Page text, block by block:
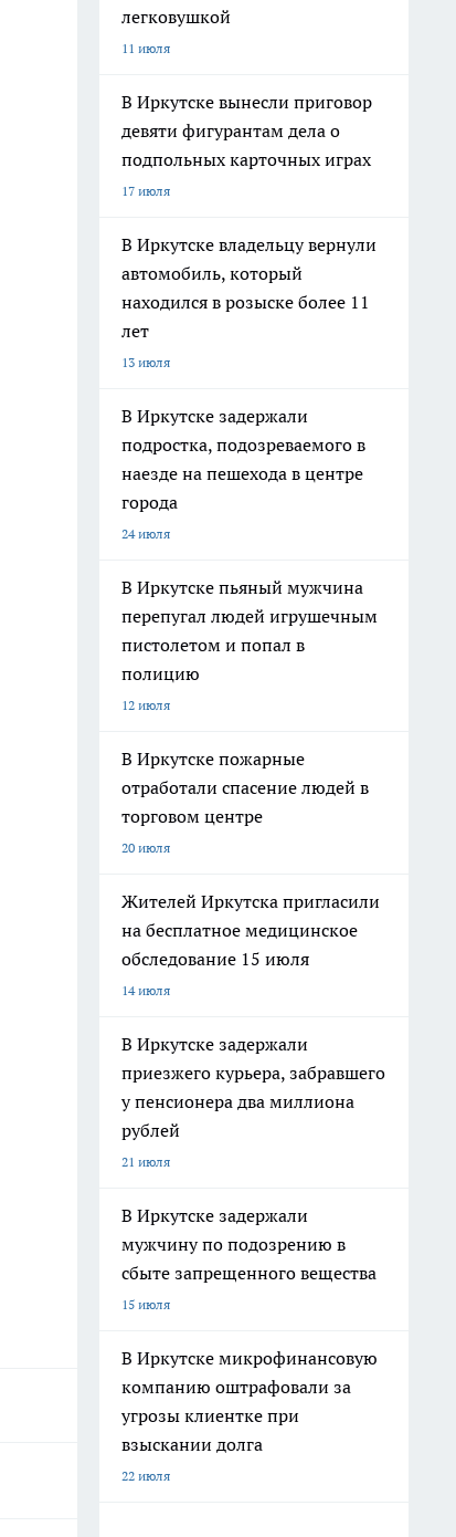
легковушкой
11 июля
В Иркутске вынесли приговор
девяти фигурантам дела о
подпольных карточных играх
17 июля
В Иркутске владельцу вернули
автомобиль, который
находился в розыске более 11
лет
13 июля
В Иркутске задержали
подростка, подозреваемого в
наезде на пешехода в центре
города
24 июля
В Иркутске пьяный мужчина
перепугал людей игрушечным
пистолетом и попал в
полицию
12 июля
В Иркутске пожарные
отработали спасение людей в
торговом центре
20 июля
Жителей Иркутска пригласили
на бесплатное медицинское
обследование 15 июля
14 июля
В Иркутске задержали
приезжего курьера, забравшего
у пенсионера два миллиона
рублей
21 июля
В Иркутске задержали
мужчину по подозрению в
сбыте запрещенного вещества
15 июля
В Иркутске микрофинансовую
компанию оштрафовали за
угрозы клиентке при
взыскании долга
22 июля